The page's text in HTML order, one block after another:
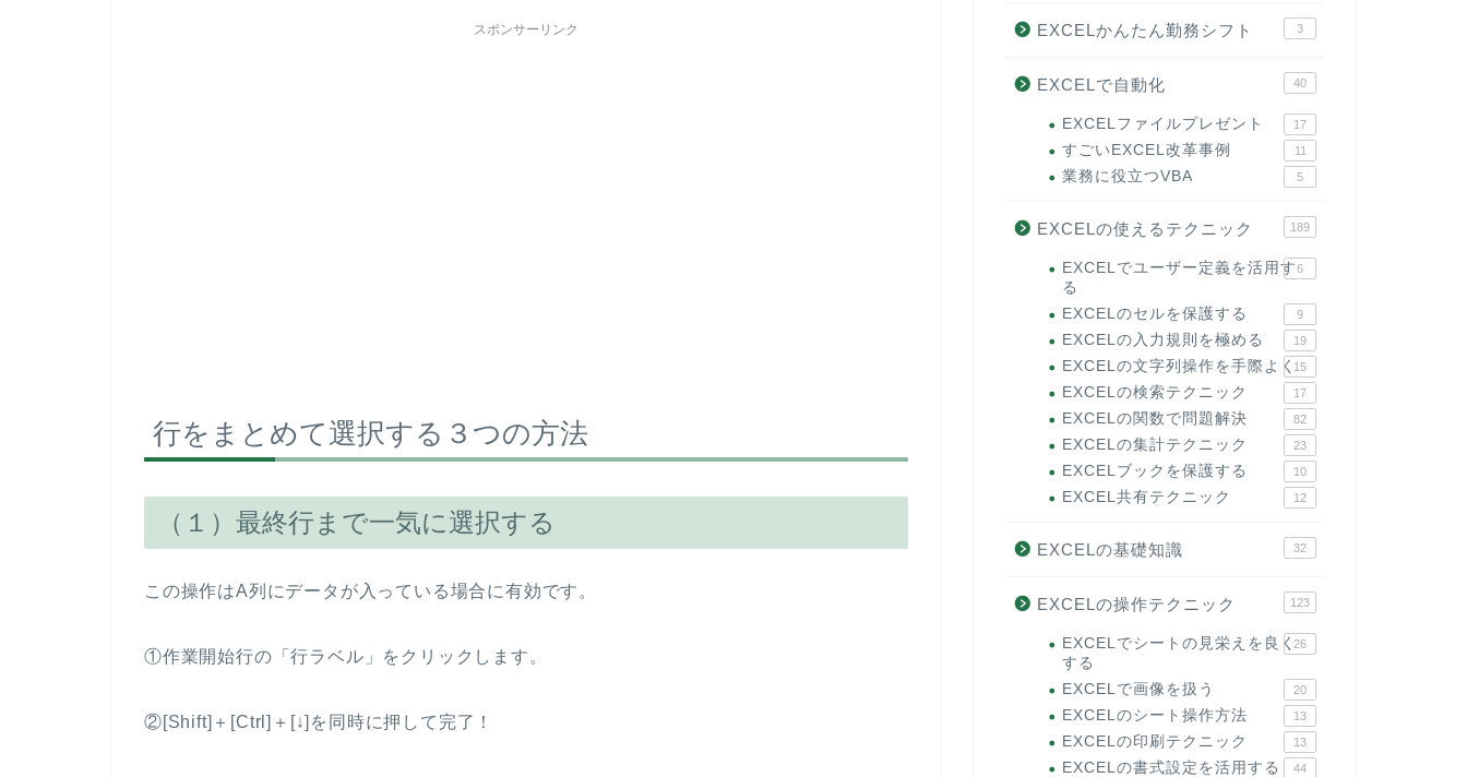
スポンサーリンク
行をまとめて選択する３つの方法
（１）最終行まで一気に選択する
この操作はA列にデータが入っている場合に有効です。
①作業開始行の「行ラベル」をクリックします。
②[Shift]＋[Ctrl]＋[↓]を同時に押して完了！
EXCELかんたん勤務シフト 3
EXCELで自動化 40
EXCELファイルプレゼント 17
すごいEXCEL改革事例 11
業務に役立つVBA 5
EXCELの使えるテクニック 189
EXCELでユーザー定義を活用す
る
6
EXCELのセルを保護する 9
EXCELの入力規則を極める 19
EXCELの文字列操作を手際よく15
EXCELの検索テクニック 17
EXCELの関数で問題解決 82
EXCELの集計テクニック 23
EXCELブックを保護する 10
EXCEL共有テクニック 12
EXCELの基礎知識 32
EXCELの操作テクニック 123
EXCELでシートの見栄えを良く
する
26
EXCELで画像を扱う 20
EXCELのシート操作方法 13
EXCELの印刷テクニック 13
EXCELの書式設定を活用する 44